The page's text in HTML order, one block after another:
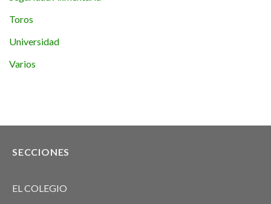
Toros
Universidad
Varios
SECCIONES
EL COLEGIO